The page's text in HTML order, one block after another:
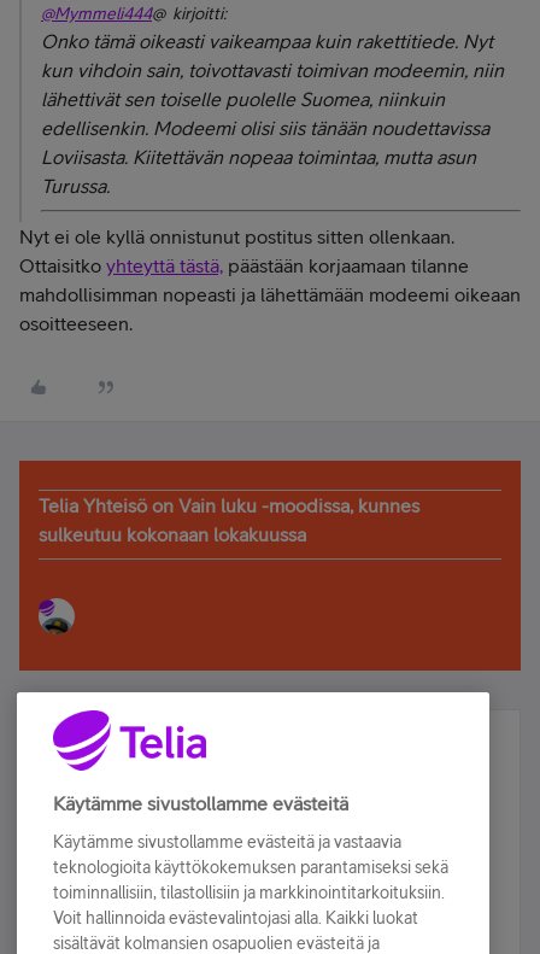
@Mymmeli444@ kirjoitti:
Onko tämä oikeasti vaikeampaa kuin rakettitiede. Nyt
kun vihdoin sain, toivottavasti toimivan modeemin, niin
lähettivät sen toiselle puolelle Suomea, niinkuin
edellisenkin. Modeemi olisi siis tänään noudettavissa
Loviisasta. Kiitettävän nopeaa toimintaa, mutta asun
Turussa.
Nyt ei ole kyllä onnistunut postitus sitten ollenkaan.
Ottaisitko yhteyttä tästä, päästään korjaamaan tilanne
mahdollisimman nopeasti ja lähettämään modeemi oikeaan
osoitteeseen.
Telia Yhteisö on Vain luku -moodissa, kunnes
sulkeutuu kokonaan lokakuussa
Älä jää paitsi – osallistu ja voita!
Tilaa Telian uutiskirje ja olet mukana arvonnassa.
sähköpostiisi.
Tilaa nyt
Käytämme sivustollamme evästeitä
Käytämme sivustollamme evästeitä ja vastaavia
teknologioita käyttökokemuksen parantamiseksi sekä
toiminnallisiin, tilastollisiin ja markkinointitarkoituksiin.
Voit hallinnoida evästevalintojasi alla. Kaikki luokat
sisältävät kolmansien osapuolien evästeitä ja